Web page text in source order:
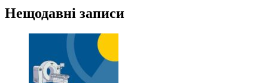
Нещодавні записи